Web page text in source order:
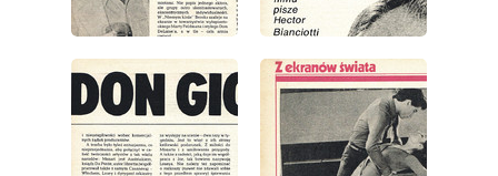
wydanie: 1/1979 wydanie: 1/1979